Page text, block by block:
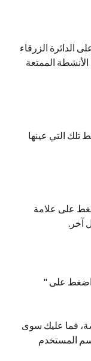
الدائرة الزرقاء
الممتعة
التي عينها
على علامة
اضغط على "
فما عليك سوى
المستخدم